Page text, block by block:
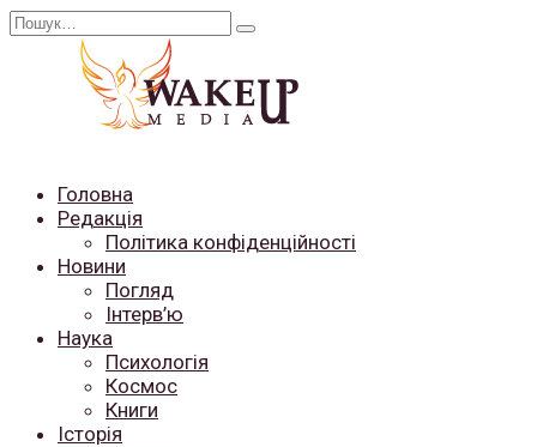
Перейти
Search
Головна
Редакція
Політика конфіденційності
Новини
Погляд
Інтерв’ю
Наука
Психологія
Космос
Книги
Історія